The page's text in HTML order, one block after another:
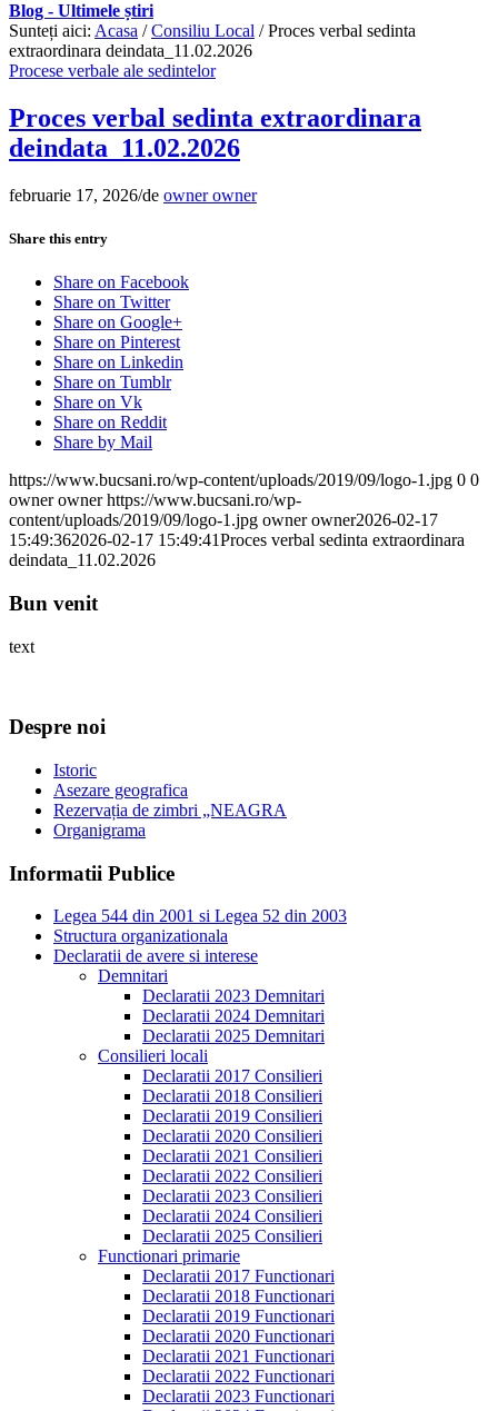
Blog - Ultimele știri
Sunteți aici: Acasa / Consiliu Local / Proces verbal sedinta
extraordinara deindata_11.02.2026
Procese verbale ale sedintelor
Proces verbal sedinta extraordinara
deindata_11.02.2026
februarie 17, 2026/de owner owner
Share this entry
Share on Facebook
Share on Twitter
Share on Google+
Share on Pinterest
Share on Linkedin
Share on Tumblr
Share on Vk
Share on Reddit
Share by Mail
https://www.bucsani.ro/wp-content/uploads/2019/09/logo-1.jpg 0 0
owner owner https://www.bucsani.ro/wp-
content/uploads/2019/09/logo-1.jpg owner owner2026-02-17
15:49:362026-02-17 15:49:41Proces verbal sedinta extraordinara
deindata_11.02.2026
Bun venit
text
Despre noi
Istoric
Asezare geografica
Rezervația de zimbri „NEAGRA
Organigrama
Informatii Publice
Legea 544 din 2001 si Legea 52 din 2003
Structura organizationala
Declaratii de avere si interese
Demnitari
Declaratii 2023 Demnitari
Declaratii 2024 Demnitari
Declaratii 2025 Demnitari
Consilieri locali
Declaratii 2017 Consilieri
Declaratii 2018 Consilieri
Declaratii 2019 Consilieri
Declaratii 2020 Consilieri
Declaratii 2021 Consilieri
Declaratii 2022 Consilieri
Declaratii 2023 Consilieri
Declaratii 2024 Consilieri
Declaratii 2025 Consilieri
Functionari primarie
Declaratii 2017 Functionari
Declaratii 2018 Functionari
Declaratii 2019 Functionari
Declaratii 2020 Functionari
Declaratii 2021 Functionari
Declaratii 2022 Functionari
Declaratii 2023 Functionari